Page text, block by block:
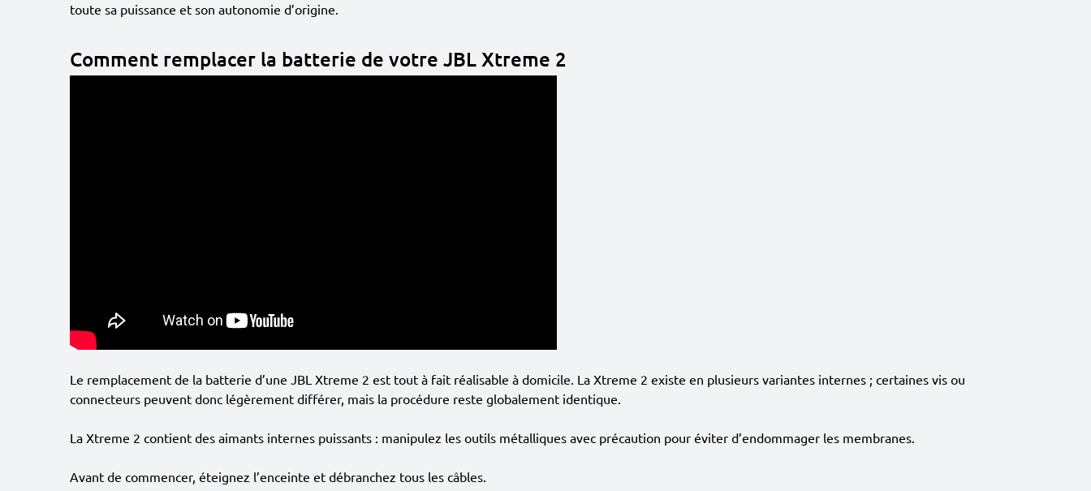
toute sa puissance et son autonomie d’origine.
Comment remplacer la batterie de votre JBL Xtreme 2
Le remplacement de la batterie d’une JBL Xtreme 2 est tout à fait réalisable à domicile. La Xtreme 2 existe en plusieurs variantes internes ; certaines vis ou
connecteurs peuvent donc légèrement différer, mais la procédure reste globalement identique.
La Xtreme 2 contient des aimants internes puissants : manipulez les outils métalliques avec précaution pour éviter d’endommager les membranes.
Avant de commencer, éteignez l’enceinte et débranchez tous les câbles.